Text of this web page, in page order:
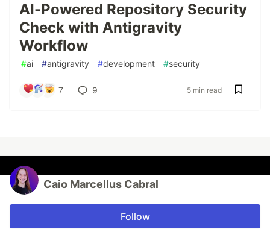
AI-Powered Repository Security
Check with Antigravity
Workflow
#ai #antigravity #development #security
7 9 5 min read
Caio Marcellus Cabral
Follow